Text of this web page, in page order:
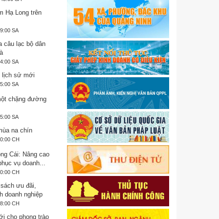
Hạ Long trên
SA
câu lạc bộ dân
SA
lịch sử mới
SA
chặng đường
SA
na chín
CH
Cái: Nâng cao
vụ doanh...
CH
ưu đãi,
doanh nghiệp
CH
cho phong trào